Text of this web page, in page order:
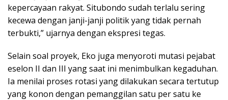
kepercayaan rakyat. Situbondo sudah terlalu sering
kecewa dengan janji-janji politik yang tidak pernah
terbukti,” ujarnya dengan ekspresi tegas.
Selain soal proyek, Eko juga menyoroti mutasi pejabat
eselon II dan III yang saat ini menimbulkan kegaduhan.
Ia menilai proses rotasi yang dilakukan secara tertutup
yang konon dengan pemanggilan satu per satu ke